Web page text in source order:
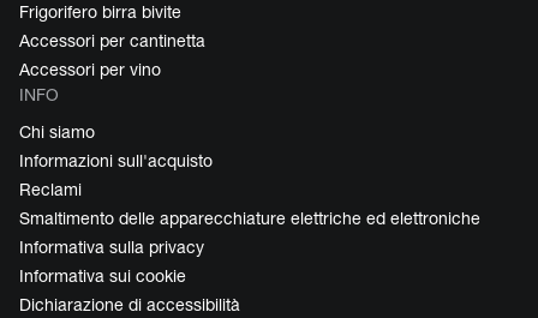
Frigorifero birra bivite
Accessori per cantinetta
Accessori per vino
INFO
Chi siamo
Informazioni sull'acquisto
Reclami
Smaltimento delle apparecchiature elettriche ed elettroniche
Informativa sulla privacy
Informativa sui cookie
Dichiarazione di accessibilità